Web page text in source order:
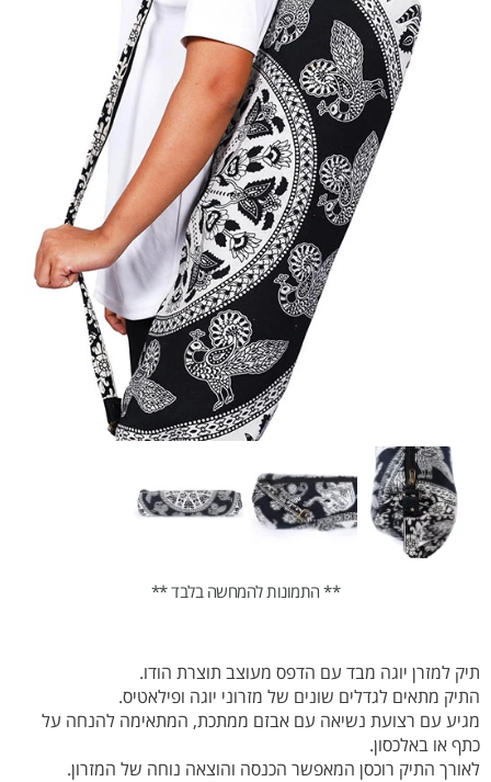
** התמונות להמחשה בלבד **
תיק למזרן יוגה מבד עם הדפס מעוצב תוצרת הודו.
התיק מתאים לגדלים שונים של מזרוני יוגה ופילאטיס.
מגיע עם רצועת נשיאה עם אבזם ממתכת, המתאימה להנחה על
כתף או באלכסון.
לאורך התיק רוכסן המאפשר הכנסה והוצאה נוחה של המזרון.